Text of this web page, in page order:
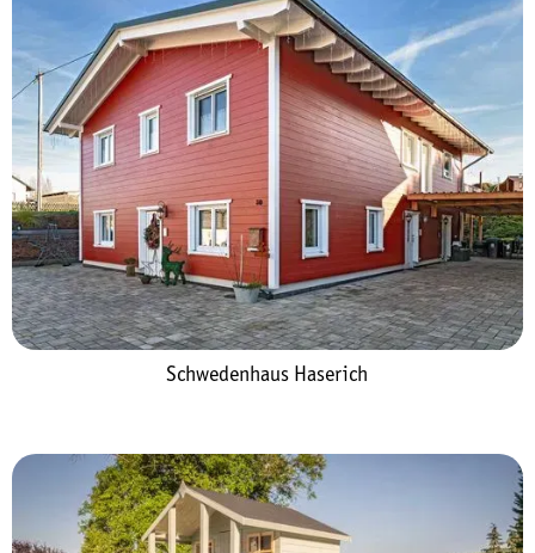
Schwedenhaus Haserich